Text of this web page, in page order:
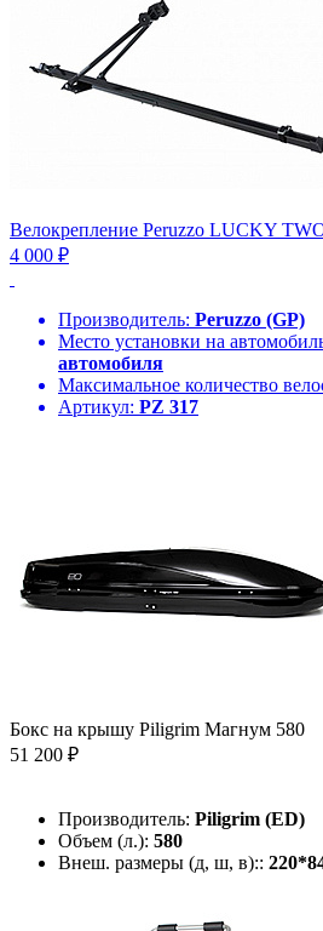
Велокрепление Peruzzo LUCKY
4 000 ₽
Производитель: Peruzzo (GP)
Место установки на
автомобиля
Максимальное количество
Артикул: PZ 317
Бокс на крышу Piligrim Магнум 580
51 200 ₽
Производитель: Piligrim (ED)
Объем (л.): 580
Внеш. размеры (д, ш, в)::